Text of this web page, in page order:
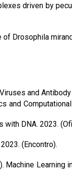
driven by
Drosophila
and Antibody
and
DNA. 2023.
(Encontro).
Machine Learning